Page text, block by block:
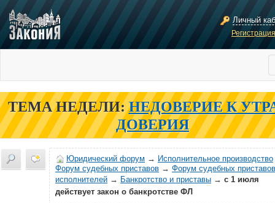
Личный
ТЕМА НЕДЕЛИ: НЕДОВЕРИЕ К
ДОВЕРИЯ
Юридический форум → Исполнительное производство
Форум судебных приставов → Форум судебных
исполнителей → Банкротство и приставы → с 1 июля
действует закон о банкротстве ФЛ